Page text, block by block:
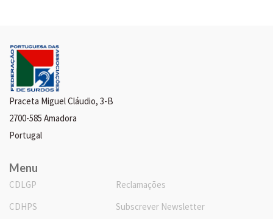
Praceta Miguel Cláudio, 3-B
2700-585 Amadora
Portugal
Menu
CDLGP
CDHPS
Reclamações
Subscrever Newsletter